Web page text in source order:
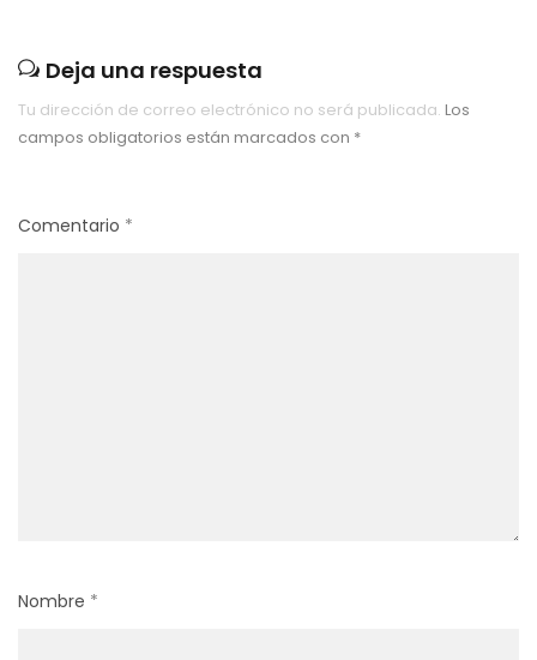
Deja una respuesta
Tu dirección de correo electrónico no será publicada. Los
campos obligatorios están marcados con *
Comentario *
Nombre *